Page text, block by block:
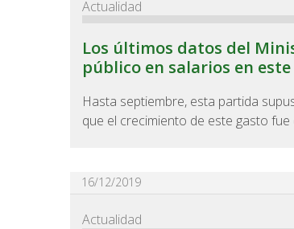
Actualidad
Los últimos datos del
público en salarios en
Hasta septiembre, esta partida
que el crecimiento de este gasto
16/12/2019
Actualidad